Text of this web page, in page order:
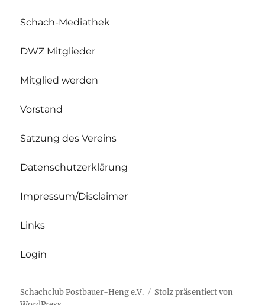
Schach-Mediathek
DWZ Mitglieder
Mitglied werden
Vorstand
Satzung des Vereins
Datenschutzerklärung
Impressum/Disclaimer
Links
Login
Schachclub Postbauer-Heng e.V.
Stolz präsentiert von